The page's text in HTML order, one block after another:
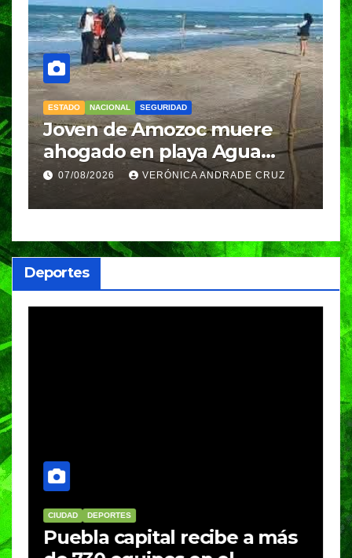
ESTADO NACIONAL SEGURIDAD
Joven de Amozoc muere
ahogado en playa Agua
Azul, en Cazones, Veracruz
07/08/2026 VERÓNICA ANDRADE CRUZ
Deportes
CIUDAD DEPORTES
Puebla capital recibe a más